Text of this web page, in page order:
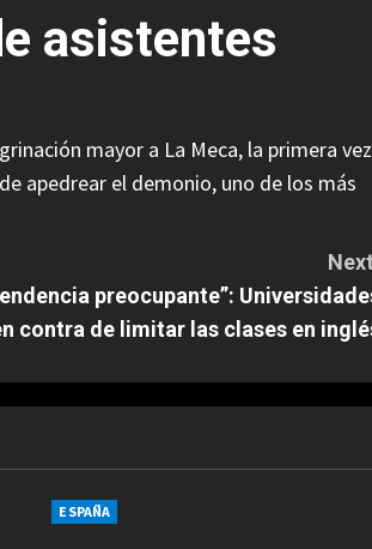
asistentes
mayor a La Meca, la primera vez
apedrear el demonio, uno de los más
preocupante”:
contra de limitar las clases en
ESPAÑA